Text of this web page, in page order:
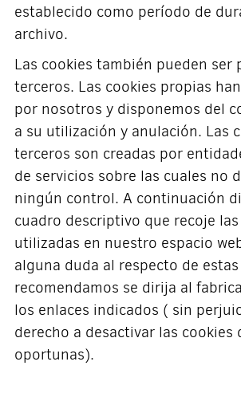
establecido como período de
archivo.
Las cookies también pueden ser
terceros. Las cookies propias
por nosotros y disponemos del
a su utilización y anulación. Las
terceros son creadas por
de servicios sobre las cuales no
ningún control. A continuación
cuadro descriptivo que recoje
utilizadas en nuestro espacio
alguna duda al respecto de
recomendamos se dirija al
los enlaces indicados ( sin
derecho a desactivar las cookies
oportunas).